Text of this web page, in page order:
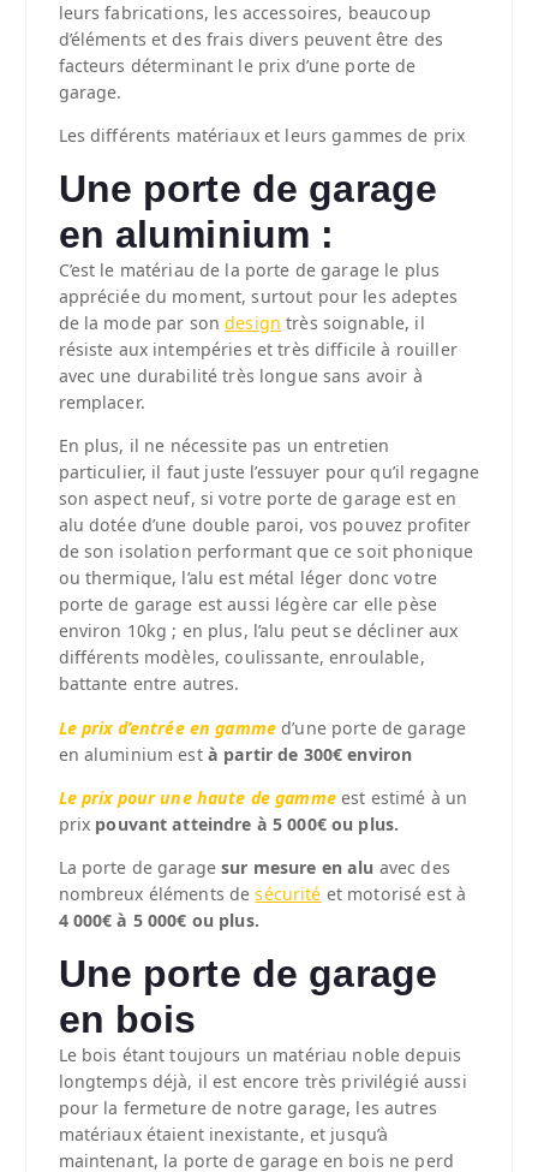
leurs fabrications, les accessoires, beaucoup
d’éléments et des frais divers peuvent être des
facteurs déterminant le prix d’une porte de
garage.
Les différents matériaux et leurs gammes de prix
Une porte de garage
en aluminium :
C’est le matériau de la porte de garage le plus
appréciée du moment, surtout pour les adeptes
de la mode par sondesign très soignable, il
résiste aux intempéries et très difficile à rouiller
avec une durabilité très longue sans avoir à
remplacer.
En plus, il ne nécessite pas un entretien
particulier, il faut juste l’essuyer pour qu’il regagne
son aspect neuf, si votre porte de garage est en
alu dotée d’une double paroi, vos pouvez profiter
de son isolation performant que ce soit phonique
ou thermique, l’alu est métal léger donc votre
porte de garage est aussi légère car elle pèse
environ 10kg ; en plus, l’alu peut se décliner aux
différents modèles, coulissante, enroulable,
battante entre autres.
Le prix d’entrée en gamme d’une porte de garage
en aluminium est à partir de 300€ environ
Le prix pour une haute de gammeest estimé à un
prix pouvant atteindre à 5 000€ ou plus.
La porte de garagesur mesure en alu avec des
nombreux éléments desécurité et motorisé est à
4 000€ à 5 000€ ou plus.
Une porte de garage
en bois
Le bois étant toujours un matériau noble depuis
longtemps déjà, il est encore très privilégié aussi
pour la fermeture de notre garage, les autres
matériaux étaient inexistante, et jusqu’à
maintenant, la porte de garage en bois ne perd